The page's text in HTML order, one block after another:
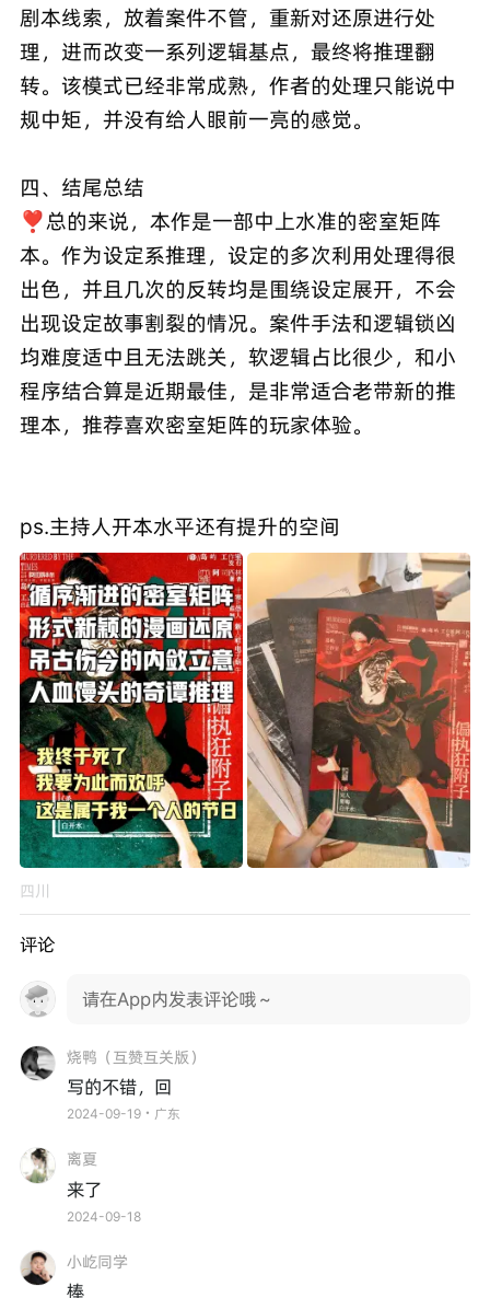
剧本线索，放着案件不管，重新对还原进行处
理，进而改变一系列逻辑基点，最终将推理翻
转。该模式已经非常成熟，作者的处理只能说中
规中矩，并没有给人眼前一亮的感觉。
四、结尾总结
❣️总的来说，本作是一部中上水准的密室矩阵
本。作为设定系推理，设定的多次利用处理得很
出色，并且几次的反转均是围绕设定展开，不会
出现设定故事割裂的情况。案件手法和逻辑锁凶
均难度适中且无法跳关，软逻辑占比很少，和小
程序结合算是近期最佳，是非常适合老带新的推
理本，推荐喜欢密室矩阵的玩家体验。
ps.主持人开本水平还有提升的空间
四川
评论
请在App内发表评论哦～
烧鸭（互赞互关版）
写的不错，回
2024-09-19・广东
离夏
来了
2024-09-18
小屹同学
棒